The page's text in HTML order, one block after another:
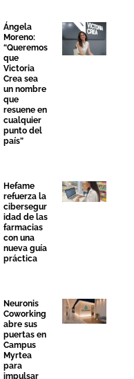
Ángela
Moreno:
“Queremos
que
Victoria
Crea sea
un nombre
que
resuene en
cualquier
punto del
país”
Hefame
refuerza la
cibersegur
idad de las
farmacias
con una
nueva guía
práctica
Neuronis
Coworking
abre sus
puertas en
Campus
Myrtea
para
impulsar